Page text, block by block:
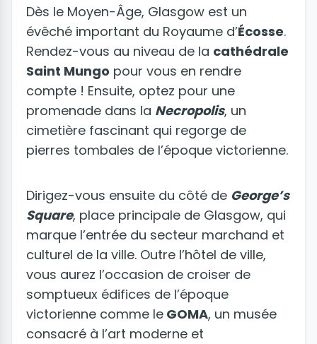
Dès le Moyen-Âge, Glasgow est un
évêché important du Royaume d’Écosse.
Rendez-vous au niveau de la cathédrale
Saint Mungo pour vous en rendre
compte ! Ensuite, optez pour une
promenade dans la Necropolis, un
cimetière fascinant qui regorge de
pierres tombales de l’époque victorienne.
Dirigez-vous ensuite du côté de George’s
Square, place principale de Glasgow, qui
marque l’entrée du secteur marchand et
culturel de la ville. Outre l’hôtel de ville,
vous aurez l’occasion de croiser de
somptueux édifices de l’époque
victorienne comme le GOMA, un musée
consacré à l’art moderne et